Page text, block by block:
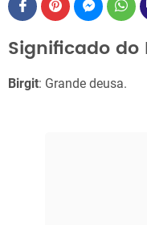
Significado do
Birgit: Grande deusa.